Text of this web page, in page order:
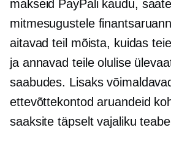
makseid PayPali kaudu,
mitmesugustele
aitavad teil mõista, kuidas
ja annavad teile olulise
saabudes. Lisaks
ettevõttekontod aruandeid
saaksite täpselt vajaliku